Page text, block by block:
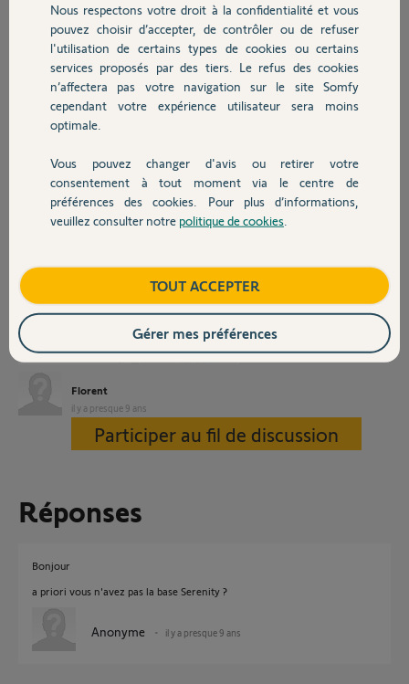
Chauffage
Autres produits
Devis avec un pro
Contact
d'intrusion détectée par ma somfy one + je puisse par exemple
fermer mes volets roulants (volets somfy IO). Toutefois la sirène
extérieure n'apparait pas la liste des équipements à activer en cas
d'intrusion. Je vous joins les captures pour que ça soit plus clair. LA
sirène est grisée, est ce pour cela que je n'ai pas accès à cet élément
dans la liste?
J'ai vu dans une question du 04/08/17 de LETHION J qu'il fallait
sécurité" est en grisé pour le moment. Je suppose que c'est parce que
je n'ai pas encore installé de capteurs type détecteurs de
mouvements directement liés à ma TAHOMA, est ce bien cela?
Désolé si mes questions tombent sous le sens mais je débute en
Par avance, merci pour vos réponses,
Florent
il y a presque 9 ans
Participer au fil de discussion
Réponses
Bonjour
a priori vous n'avez pas la base Serenity ?
Anonyme il y a presque 9 ans
Nous respectons votre droit à la confidentialité et vous
pouvez choisir d’accepter, de contrôler ou de refuser
l'utilisation de certains types de cookies ou certains
services proposés par des tiers. Le refus des cookies
n’affectera pas votre navigation sur le site Somfy
cependant votre expérience utilisateur sera moins
optimale.
Vous pouvez changer d'avis ou retirer votre
consentement à tout moment via le centre de
préférences des cookies. Pour plus d’informations,
veuillez consulter notre politique de cookies
TOUT ACCEPTER
Gérer mes préférences